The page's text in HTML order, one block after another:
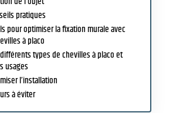
pratiques
pour optimiser la fixation murale avec
à placo
types de chevilles à placo et
usages
l’installation
à éviter